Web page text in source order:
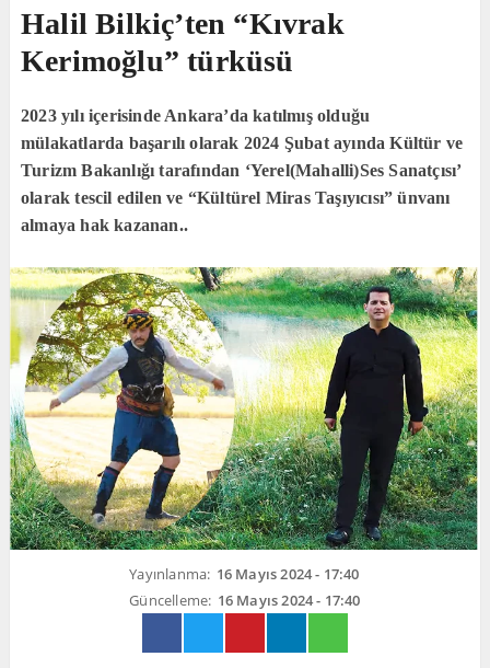
Halil Bilkiç’ten “Kıvrak
Kerimoğlu” türküsü
2023 yılı içerisinde Ankara’da katılmış olduğu
mülakatlarda başarılı olarak 2024 Şubat ayında Kültür ve
Turizm Bakanlığı tarafından ‘Yerel(Mahalli)Ses Sanatçısı’
olarak tescil edilen ve “Kültürel Miras Taşıyıcısı” ünvanı
almaya hak kazanan..
Yayınlanma: 16 Mayıs 2024 - 17:40
Güncelleme: 16 Mayıs 2024 - 17:40